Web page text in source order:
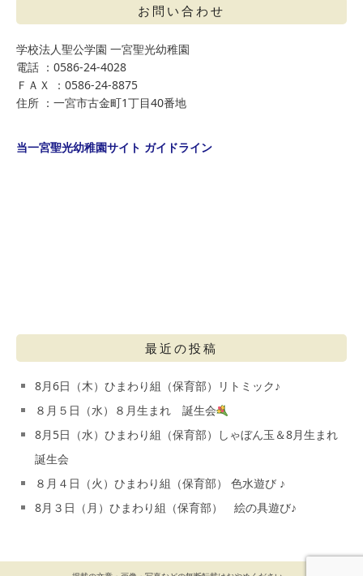
お問い合わせ
学校法人聖公学園 一宮聖光幼稚園
電話 ：0586-24-4028
ＦＡＸ ：0586-24-8875
住所 ：一宮市古金町1丁目40番地
当一宮聖光幼稚園サイト ガイドライン
最近の投稿
8月6日（木）ひまわり組（保育部）リトミック♪
８月５日（水）８月生まれ 誕生会
8月5日（水）ひまわり組（保育部）しゃぼん玉＆8月生まれ
誕生会
８月４日（火）ひまわり組（保育部） 色水遊び ♪
8月３日（月）ひまわり組（保育部） 絵の具遊び♪